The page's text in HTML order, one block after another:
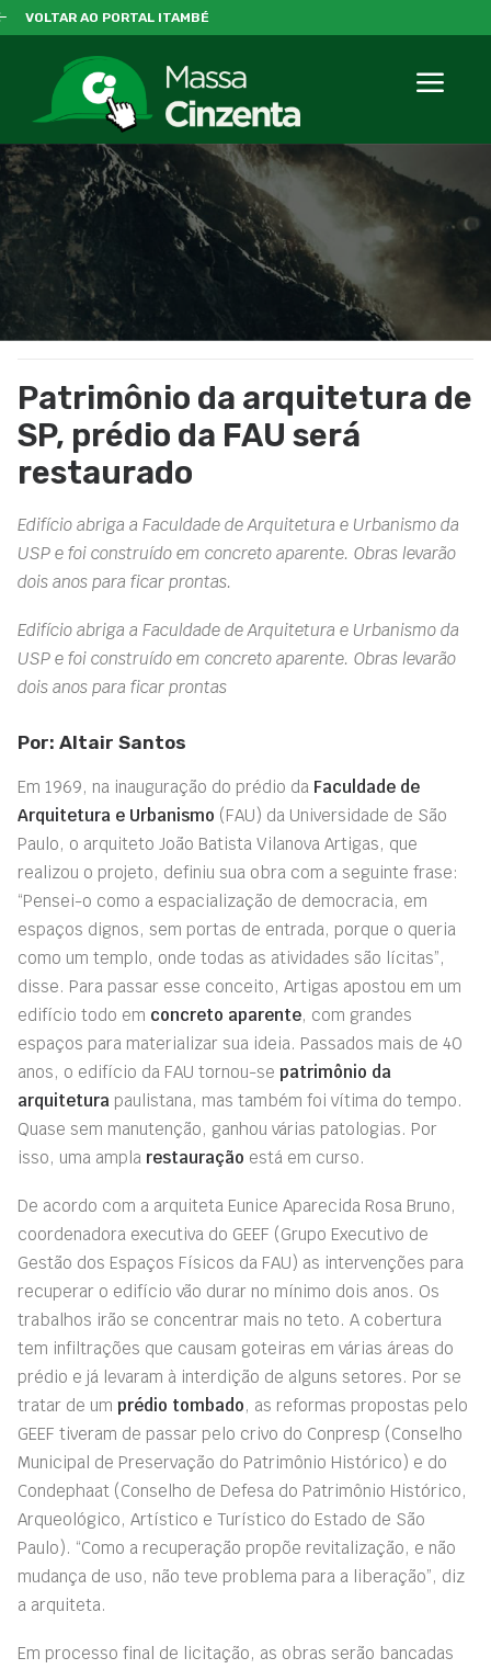
VOLTAR AO PORTAL ITAMBÉ
Patrimônio da arquitetura de
SP, prédio da FAU será
restaurado
Edifício abriga a Faculdade de Arquitetura e Urbanismo da
USP e foi construído em concreto aparente. Obras levarão
dois anos para ficar prontas.
Edifício abriga a Faculdade de Arquitetura e Urbanismo da
USP e foi construído em concreto aparente. Obras levarão
dois anos para ficar prontas
Por: Altair Santos
Em 1969, na inauguração do prédio da Faculdade de
Arquitetura e Urbanismo (FAU) da Universidade de São
Paulo, o arquiteto João Batista Vilanova Artigas, que
realizou o projeto, definiu sua obra com a seguinte frase:
“Pensei-o como a espacialização de democracia, em
espaços dignos, sem portas de entrada, porque o queria
como um templo, onde todas as atividades são lícitas”,
disse. Para passar esse conceito, Artigas apostou em um
edifício todo em concreto aparente, com grandes
espaços para materializar sua ideia. Passados mais de 40
anos, o edifício da FAU tornou-se patrimônio da
arquitetura paulistana, mas também foi vítima do tempo.
Quase sem manutenção, ganhou várias patologias. Por
isso, uma ampla restauração está em curso.
De acordo com a arquiteta Eunice Aparecida Rosa Bruno,
coordenadora executiva do GEEF (Grupo Executivo de
Gestão dos Espaços Físicos da FAU) as intervenções para
recuperar o edifício vão durar no mínimo dois anos. Os
trabalhos irão se concentrar mais no teto. A cobertura
tem infiltrações que causam goteiras em várias áreas do
prédio e já levaram à interdição de alguns setores. Por se
tratar de um prédio tombado, as reformas propostas pelo
GEEF tiveram de passar pelo crivo do Conpresp (Conselho
Municipal de Preservação do Patrimônio Histórico) e do
Condephaat (Conselho de Defesa do Patrimônio Histórico,
Arqueológico, Artístico e Turístico do Estado de São
Paulo). “Como a recuperação propõe revitalização, e não
mudança de uso, não teve problema para a liberação”, diz
a arquiteta.
Em processo final de licitação, as obras serão bancadas